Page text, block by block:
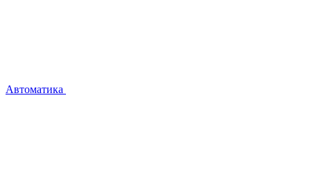
Автоматика